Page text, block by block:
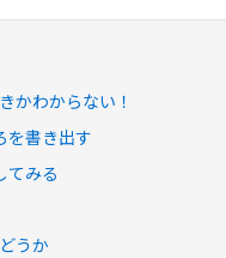
かわからない！
を書き出す
てみる
うか